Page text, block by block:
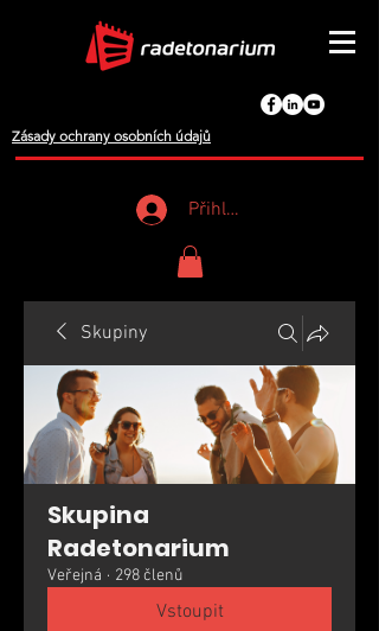
Zásady ochrany osobních údajů
Přihlášení
Skupiny
Skupina
Radetonarium
Veřejná · 298 členů
Vstoupit